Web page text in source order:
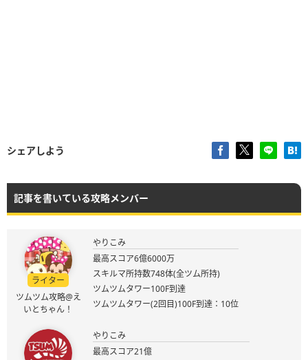
シェアしよう
記事を書いている攻略メンバー
ライター
ツムツム攻略@え
いとちゃん！
やりこみ
最高スコア6億6000万
スキルマ所持数748体(全ツム所持)
ツムツムタワー100F到達
ツムツムタワー(2回目)100F到達：10位
やりこみ
最高スコア21億